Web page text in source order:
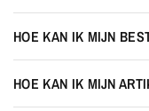
HOE KAN IK MIJN
HOE KAN IK MIJN